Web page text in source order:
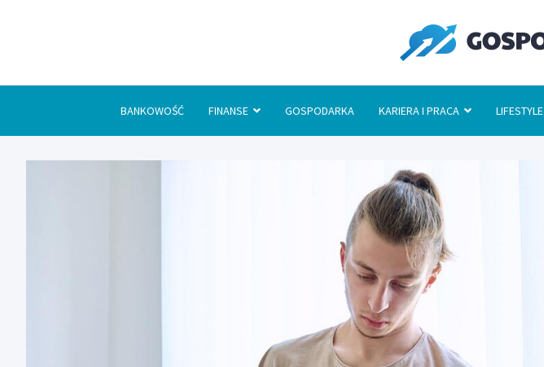
BANKOWOŚĆ FINANSE GOSPODARKA KARIERA I PRACA LIFESTYLE